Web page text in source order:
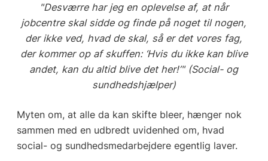
"Desværre har jeg en oplevelse af, at når
jobcentre skal sidde og finde på noget til nogen,
der ikke ved, hvad de skal, så er det vores fag,
der kommer op af skuffen: ‘Hvis du ikke kan blive
andet, kan du altid blive det her!’" (Social- og
sundhedshjælper)
Myten om, at alle da kan skifte bleer, hænger nok
sammen med en udbredt uvidenhed om, hvad
social- og sundhedsmedarbejdere egentlig laver.